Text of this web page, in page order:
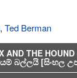
, Ted Berman
AND THE
බල්ලයි [සිංහල